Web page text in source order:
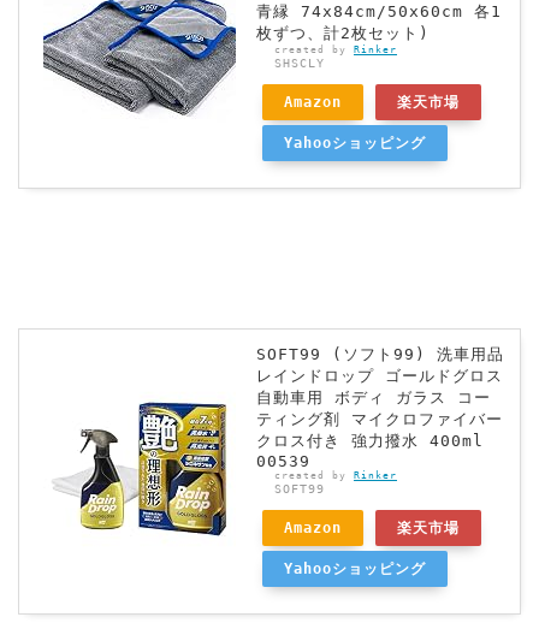
青縁 74x84cm/50x60cm 各1
枚ずつ、計2枚セット)
created by Rinker
SHSCLY
Amazon 楽天市場
Yahooショッピング
SOFT99 (ソフト99) 洗車用品
レインドロップ ゴールドグロス
自動車用 ボディ ガラス コー
ティング剤 マイクロファイバー
クロス付き 強力撥水 400ml
00539
created by Rinker
SOFT99
Amazon 楽天市場
Yahooショッピング